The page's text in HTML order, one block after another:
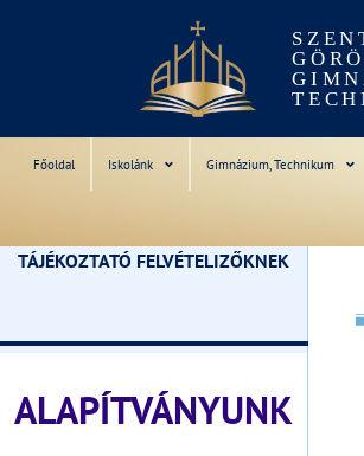
Főoldal Iskolánk Gimnázium, Technikum
TÁJÉKOZTATÓ FELVÉTELIZŐKNEK
ALAPÍTVÁNYUNK